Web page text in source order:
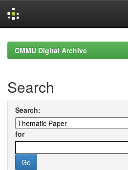
navigationCMMU Digital Archive
Search
Search:
for